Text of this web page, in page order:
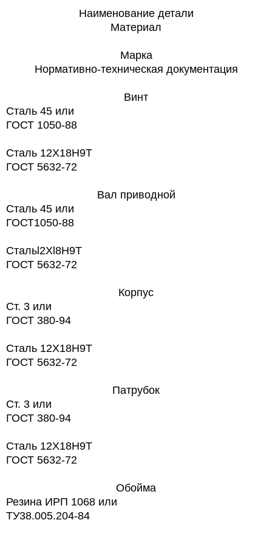
Наименование детали
Материал
Марка
Нормативно-техническая документация
Винт
Сталь 45 или
ГОСТ 1050-88
Сталь 12X18H9T
ГОСТ 5632-72
Вал приводной
Сталь 45 или
ГОСТ1050-88
Стальl2Хl8Н9Т
ГОСТ 5632-72
Корпус
Ст. 3 или
ГОСТ 380-94
Сталь 12X18H9T
ГОСТ 5632-72
Патрубок
Ст. 3 или
ГОСТ 380-94
Сталь 12X18H9T
ГОСТ 5632-72
Обойма
Резина ИРП 1068 или
TУ38.005.204-84